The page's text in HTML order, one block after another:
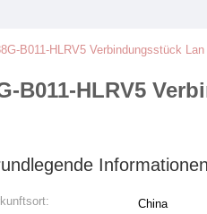
B011-HLRV5 Verbindungsstück
B011-HLRV5
Informationen
China